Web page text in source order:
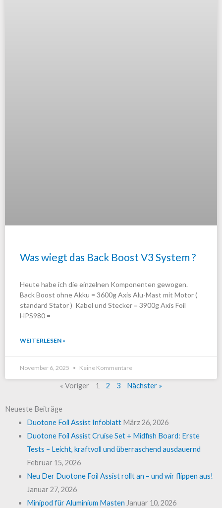
Was wiegt das Back Boost V3 System ?
Heute habe ich die einzelnen Komponenten gewogen.
Back Boost ohne Akku = 3600g Axis Alu-Mast mit Motor (
standard Stator ) Kabel und Stecker = 3900g Axis Foil
HPS980 =
WEITERLESEN »
November 6, 2025 Keine Kommentare
« Voriger 1 2 3 Nächster »
Neueste Beiträge
Duotone Foil Assist Infoblatt März 26, 2026
Duotone Foil Assist Cruise Set + Midfish Board: Erste
Tests – Leicht, kraftvoll und überraschend ausdauernd
Februar 15, 2026
Neu Der Duotone Foil Assist rollt an – und wir flippen aus!
Januar 27, 2026
Minipod für Aluminium Masten Januar 10, 2026